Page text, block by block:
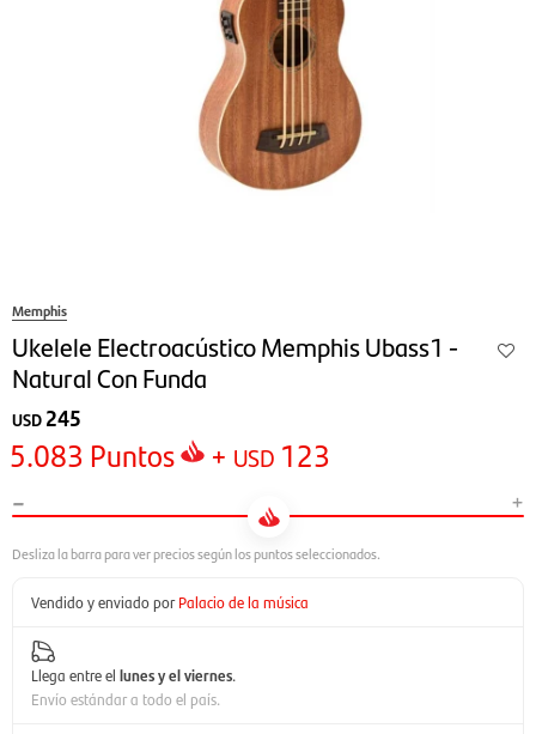
Memphis
Ukelele Electroacústico Memphis Ubass1 -
Natural Con Funda
USD 245
5.083 Puntos + USD 123
- +
Vendido y enviado por Palacio de la música
Llega entre el lunes y el viernes.
Envío estándar a todo el país.